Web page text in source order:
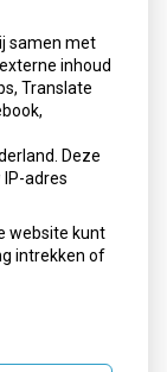
samen met
inhoud
Translate
Deze
adres
website kunt
intrekken of